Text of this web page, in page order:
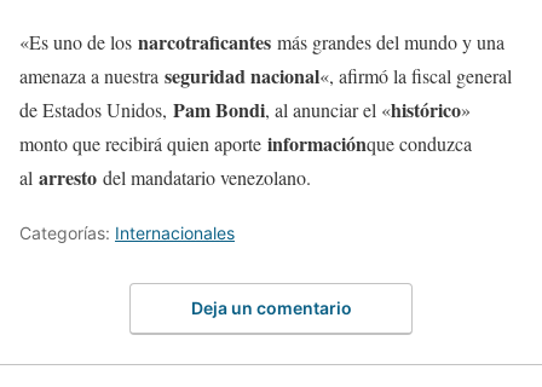
«Es uno de los narcotraficantes más grandes del mundo y una
amenaza a nuestra seguridad nacional«, afirmó la fiscal general
de Estados Unidos, Pam Bondi, al anunciar el «histórico»
monto que recibirá quien aporte informaciónque conduzca
al arresto del mandatario venezolano.
Categorías: Internacionales
Deja un comentario